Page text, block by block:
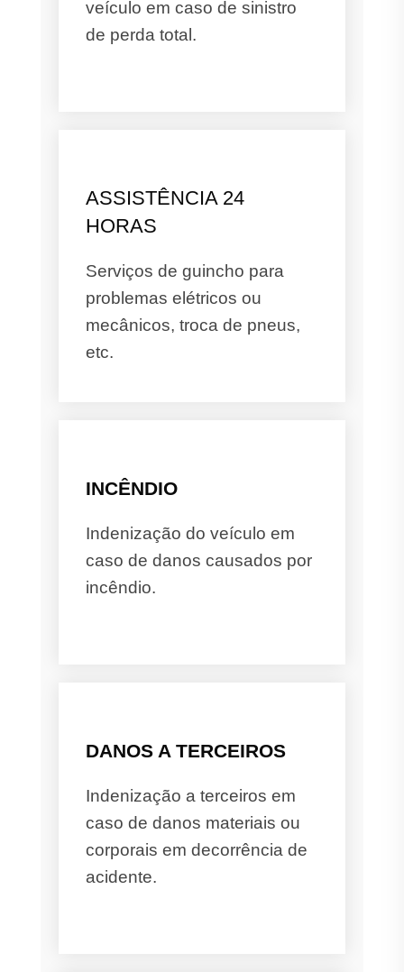
veículo em caso de sinistro
de perda total.
ASSISTÊNCIA 24
HORAS
Serviços de guincho para
problemas elétricos ou
mecânicos, troca de pneus,
etc.
INCÊNDIO
Indenização do veículo em
caso de danos causados por
incêndio.
DANOS A TERCEIROS
Indenização a terceiros em
caso de danos materiais ou
corporais em decorrência de
acidente.